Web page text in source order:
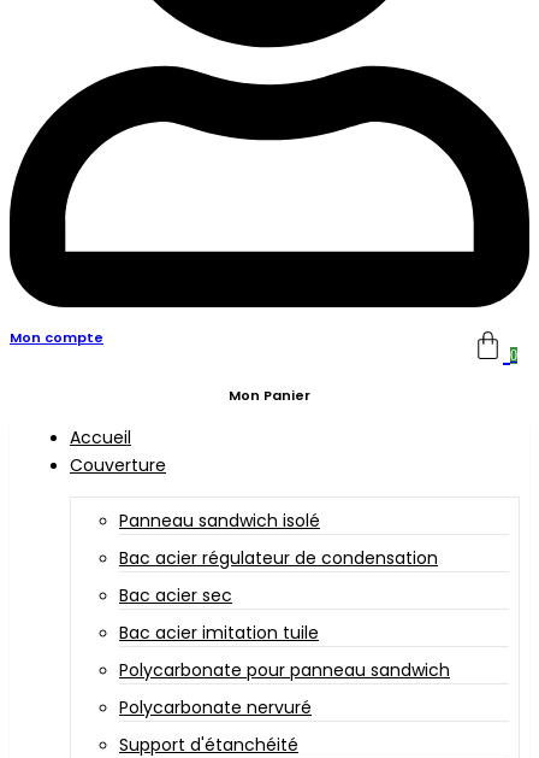
Mon compte
0
Mon Panier
Accueil
Couverture
Panneau sandwich isolé
Bac acier régulateur de condensation
Bac acier sec
Bac acier imitation tuile
Polycarbonate pour panneau sandwich
Polycarbonate nervuré
Support d'étanchéité